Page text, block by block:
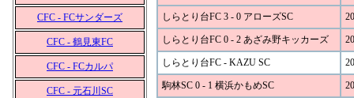
CFC - FCサンダーズ
CFC - 鶴見東FC
CFC - FCカルパ
CFC - 元石川SC
しらとり台FC 3 - 0 アローズSC
しらとり台FC 0 - 2 あざみ野キッカーズ
しらとり台FC - KAZU SC
駒林SC 0 - 1 横浜かもめSC